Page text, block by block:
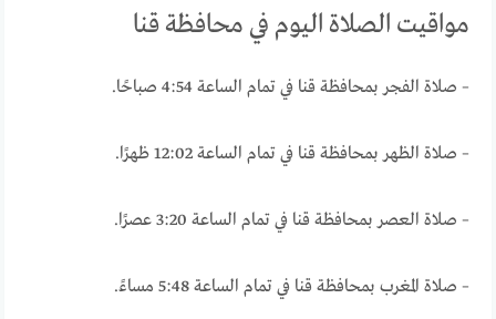
مواقيت الصلاة اليوم في محافظة قنا
– صلاة الفجر بمحافظة قنا في تمام الساعة 4:54 صباحًا.
– صلاة الظهر بمحافظة قنا في تمام الساعة 12:02 ظهرًا.
– صلاة العصر بمحافظة قنا في تمام الساعة 3:20 عصرًا.
– صلاة المغرب بمحافظة قنا في تمام الساعة 5:48 مساءً.